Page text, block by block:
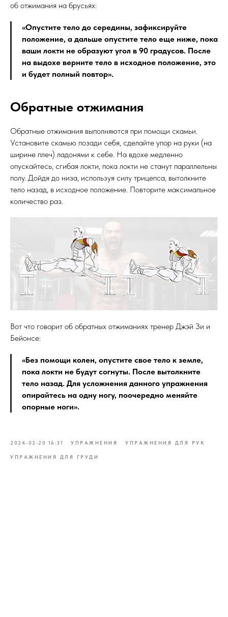
об отжимания на брусьях:
«Опустите тело до середины, зафиксируйте
положение, а дальше опустите тело еще ниже, пока
ваши локти не образуют угол в 90 градусов. После
на выдохе верните тело в исходное положение, это
и будет полный повтор».
Обратные отжимания
Обратные отжимания выполняются при помощи скамьи.
Установите скамью позади себя, сделайте упор на руки (на
ширине плеч) ладонями к себе. На вдохе медленно
опускайтесь, сгибая локти, пока локти не станут параллельны
полу. Дойдя до низа, используя силу трицепса, вытолкните
тело назад, в исходное положение. Повторите максимальное
количество раз.
Вот что говорит об обратных отжиманиях тренер Джэй Зи и
Бейонсе:
«Без помощи колен, опустите свое тело к земле,
пока локти не будут согнуты. После вытолкните
тело назад. Для усложнения данного упражнения
опирайтесь на одну ногу, поочередно меняйте
опорные ноги».
2024-02-20 16:31 УПРАЖНЕНИЯ УПРАЖНЕНИЯ ДЛЯ РУК
УПРАЖНЕНИЯ ДЛЯ ГРУДИ